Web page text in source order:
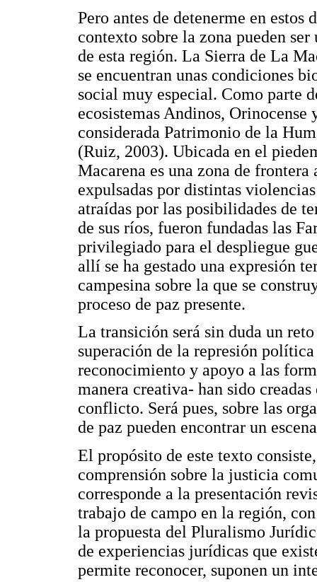
Pero antes de detenerme en
contexto sobre la zona pueden
de esta región. La Sierra de La
se encuentran unas condiciones
social muy especial. Como parte
ecosistemas Andinos,
considerada Patrimonio de la
(Ruiz, 2003). Ubicada en el
Macarena es una zona de
expulsadas por distintas
atraídas por las posibilidades de
de sus ríos, fueron fundadas las
privilegiado para el despliegue
allí se ha gestado una expresión
campesina sobre la que se
proceso de paz presente.
La transición será sin duda un
superación de la represión
reconocimiento y apoyo a las
manera creativa- han sido
conflicto. Será pues, sobre las
de paz pueden encontrar un
El propósito de este texto
comprensión sobre la justicia
corresponde a la presentación
trabajo de campo en la región,
la propuesta del Pluralismo
de experiencias jurídicas que
permite reconocer, suponen un